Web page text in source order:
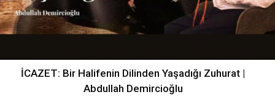
İCAZET: Bir Halifenin Dilinden Yaşadığı Zuhurat |
Abdullah Demircioğlu